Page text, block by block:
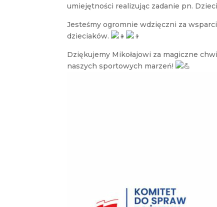
umiejętności realizując zadanie pn.
Jesteśmy ogromnie wdzięczni za
dzieciaków.
Dziękujemy Mikołajowi za magiczne
naszych sportowych marzeń!